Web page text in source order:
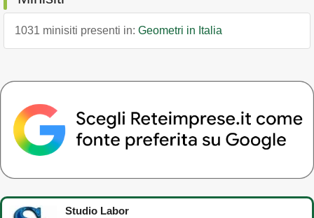
1031 minisiti presenti in: Geometri in Italia
Studio Labor